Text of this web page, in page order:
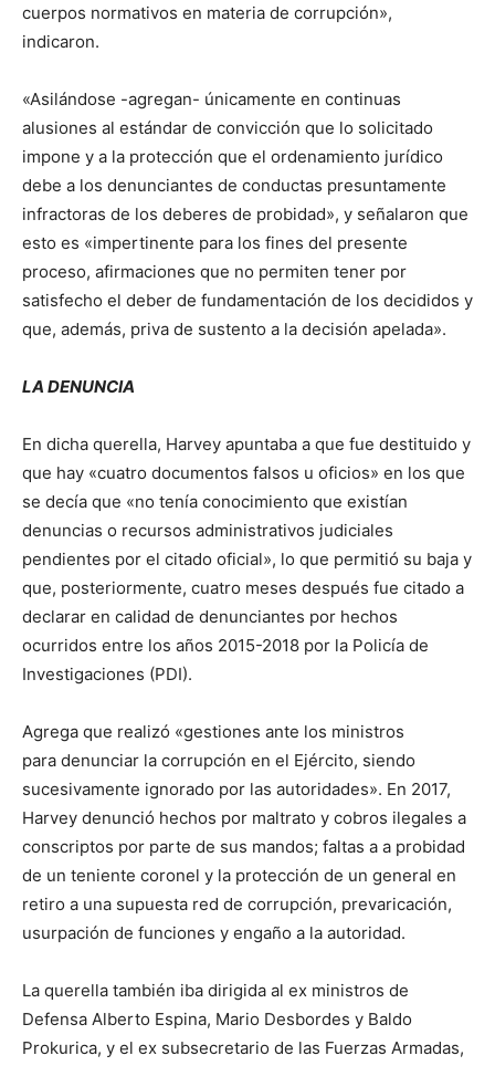
cuerpos normativos en materia de corrupción»,
indicaron.
«Asilándose -agregan- únicamente en continuas
alusiones al estándar de convicción que lo solicitado
impone y a la protección que el ordenamiento jurídico
debe a los denunciantes de conductas presuntamente
infractoras de los deberes de probidad», y señalaron que
esto es «impertinente para los fines del presente
proceso, afirmaciones que no permiten tener por
satisfecho el deber de fundamentación de los decididos y
que, además, priva de sustento a la decisión apelada».
LA DENUNCIA
En dicha querella, Harvey apuntaba a que fue destituido y
que hay «cuatro documentos falsos u oficios» en los que
se decía que «no tenía conocimiento que existían
denuncias o recursos administrativos judiciales
pendientes por el citado oficial», lo que permitió su baja y
que, posteriormente, cuatro meses después fue citado a
declarar en calidad de denunciantes por hechos
ocurridos entre los años 2015-2018 por la Policía de
Investigaciones (PDI).
Agrega que realizó «gestiones ante los ministros
para denunciar la corrupción en el Ejército, siendo
sucesivamente ignorado por las autoridades». En 2017,
Harvey denunció hechos por maltrato y cobros ilegales a
conscriptos por parte de sus mandos; faltas a a probidad
de un teniente coronel y la protección de un general en
retiro a una supuesta red de corrupción, prevaricación,
usurpación de funciones y engaño a la autoridad.
La querella también iba dirigida al ex ministros de
Defensa Alberto Espina, Mario Desbordes y Baldo
Prokurica, y el ex subsecretario de las Fuerzas Armadas,